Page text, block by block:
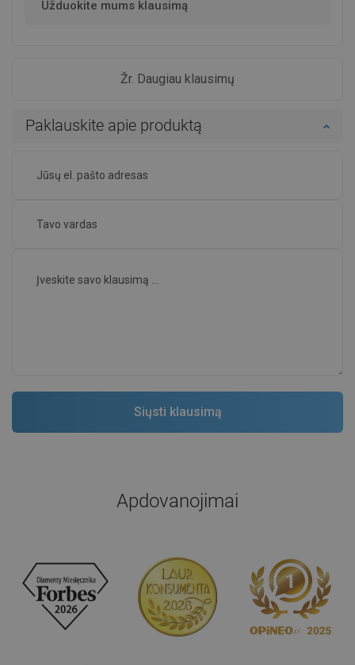
Užduokite mums klausimą
Žr. Daugiau klausimų
Paklauskite apie produktą
Apdovanojimai